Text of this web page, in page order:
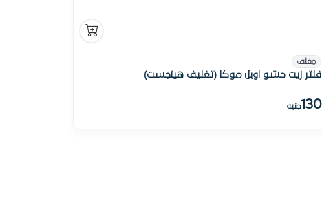
مغلف
فلتر زيت حشو اوبل موكا (تغليف هينجست)
130جنيه